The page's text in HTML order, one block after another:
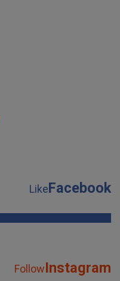
LikeFacebook
FollowInstagram